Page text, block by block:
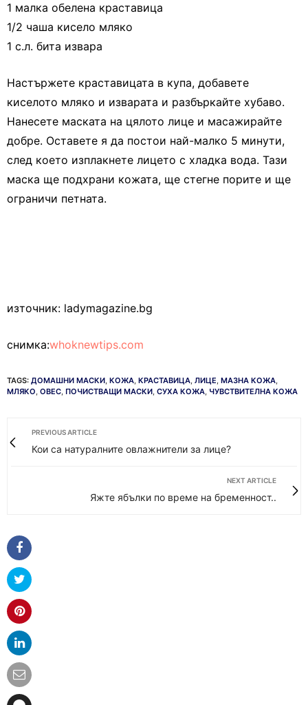
1 малка обелена краставица
1/2 чаша кисело мляко
1 с.л. бита извара
Настържете краставицата в купа, добавете
киселото мляко и изварата и разбъркайте хубаво.
Нанесете маската на цялото лице и масажирайте
добре. Оставете я да постои най-малко 5 минути,
след което изплакнете лицето с хладка вода. Тази
маска ще подхрани кожата, ще стегне порите и ще
ограничи петната.
източник: ladymagazine.bg
снимка:whoknewtips.com
TAGS: ДОМАШНИ МАСКИ, КОЖА, КРАСТАВИЦА, ЛИЦЕ, МАЗНА КОЖА,
МЛЯКО, ОВЕС, ПОЧИСТВАЩИ МАСКИ, СУХА КОЖА, ЧУВСТВИТЕЛНА КОЖА
PREVIOUS ARTICLE
Кои са натуралните овлажнители за лице?
NEXT ARTICLE
Яжте ябълки по време на бременност..